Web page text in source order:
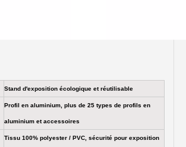
Stand d'exposition écologique et réutilisable
Profil en aluminium, plus de 25 types de profils en
aluminium et accessoires
Tissu 100% polyester / PVC, sécurité pour exposition